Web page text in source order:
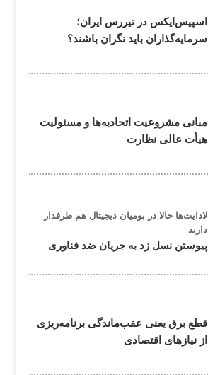
اسپیس‌ایکس در تیررس ایران؛
سرمایه‌گذاران باید نگران باشند؟
مبانی مشروعیت اتحادیه‌ها و مسئولیت
هیأت عالی نظارت
لادایت‌ها حالا در بومیان دیجیتال هم طرفدار
دارند
پیوستن نسل زد به جریان ضد فناوری
قطع برق یعنی عقب‌ماندگی برنامه‌ریزی
از نیازهای اقتصادی